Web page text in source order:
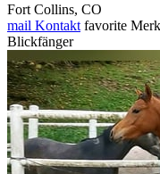
Fort Collins, CO
mail Kontakt favorite
Blickfänger